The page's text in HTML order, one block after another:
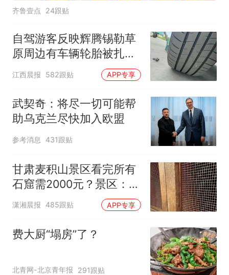
齐鲁壹点 24跟贴
自驾游客反映辉腾锡勒草
原周边有车辆轮胎被扎，
修理店铺换胎价格高达千
元，官方发布情况通报
江西晨报 582跟贴 APP专享
武契奇：将尽一切可能帮
助乌克兰尽快加入欧盟
参考消息 431跟贴
甘肃麦积山景区看完所有
石窟需2000元？景区：部
分石窟受特别保护，游客
潇湘晨报 485跟贴 APP专享
费大厨“塌房”了？
北青网-北京青年报 291跟贴